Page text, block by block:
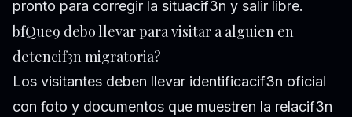
pronto para corregir la situacif3n y salir libre.
bfQue9 debo llevar para visitar a alguien en
detencif3n migratoria?
Los visitantes deben llevar identificacif3n oficial
con foto y documentos que muestren la relacif3n